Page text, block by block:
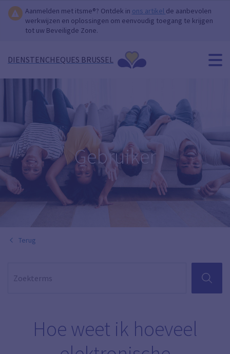
Aanmelden met itsme®? Ontdek in ons artikel de aanbevolen
werkwijzen en oplossingen om eenvoudig toegang te krijgen
tot uw Beveiligde Zone.
DIENSTENCHEQUES BRUSSEL
Gebruiker
Terug
ZOEKEN
Hoe weet ik hoeveel